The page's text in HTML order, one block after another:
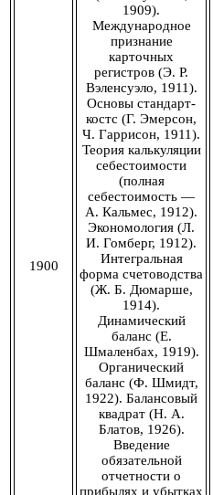
1900
1909).
Международное
признание
карточных
регистров (Э. Р.
Вэленсуэло, 1911).
Основы стандарт-
костс (Г. Эмерсон,
Ч. Гаррисон, 1911).
Теория калькуляции
себестоимости
(полная
себестоимость —
А. Кальмес, 1912).
Экономология (Л.
И. Гомберг, 1912).
Интегральная
форма счетоводства
(Ж. Б. Дюмарше,
1914).
Динамический
баланс (Е.
Шмаленбах, 1919).
Органический
баланс (Ф. Шмидт,
1922). Балансовый
квадрат (Н. А.
Блатов, 1926).
Введение
обязательной
отчетности о
прибылях и убытках